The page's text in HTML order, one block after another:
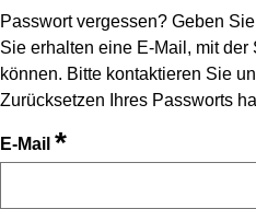
Passwort vergessen? Geben
Sie erhalten eine E-Mail, mit
können. Bitte kontaktieren Sie
Zurücksetzen Ihres Passworts
E-Mail *